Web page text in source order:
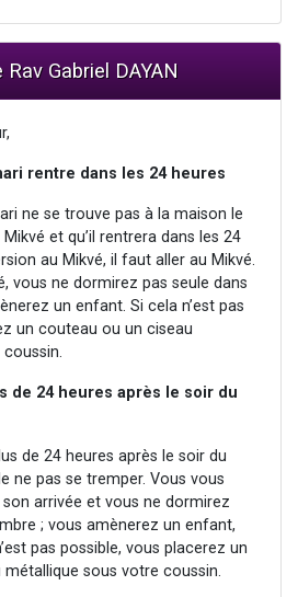
Gabriel DAYAN
rentre dans les 24 heures
ne se trouve pas à la maison le
et qu’il rentrera dans les 24
au Mikvé, il faut aller au Mikvé.
vous ne dormirez pas seule dans
un enfant. Si cela n’est pas
un couteau ou un ciseau
de 24 heures après le soir du
de 24 heures après le soir du
ne pas se tremper. Vous vous
arrivée et vous ne dormirez
; vous amènerez un enfant,
pas possible, vous placerez un
sous votre coussin.